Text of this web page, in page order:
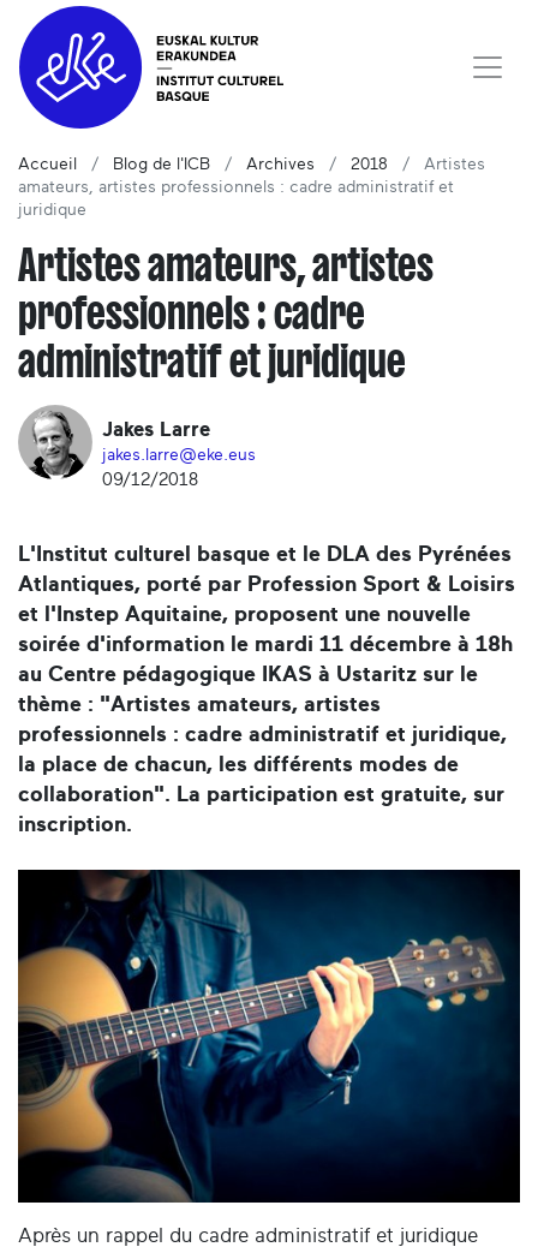
Accueil Blog de l'ICB Archives 2018
Artistes
amateurs, artistes professionnels : cadre administratif et
juridique
Artistes amateurs, artistes
professionnels : cadre
administratif et juridique
Jakes Larre
jakes.larre@eke.eus
09/12/2018
L'Institut culturel basque et le DLA des Pyrénées
Atlantiques, porté par Profession Sport & Loisirs
et l'Instep Aquitaine, proposent une nouvelle
soirée d'information le mardi 11 décembre à 18h
au Centre pédagogique IKAS à Ustaritz sur le
thème : "Artistes amateurs, artistes
professionnels : cadre administratif et juridique,
la place de chacun, les différents modes de
collaboration". La participation est gratuite, sur
inscription.
Après un rappel du cadre administratif et juridique